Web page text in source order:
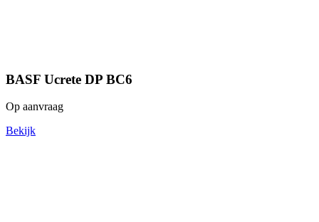
BASF Ucrete DP BC6
Op aanvraag
Bekijk